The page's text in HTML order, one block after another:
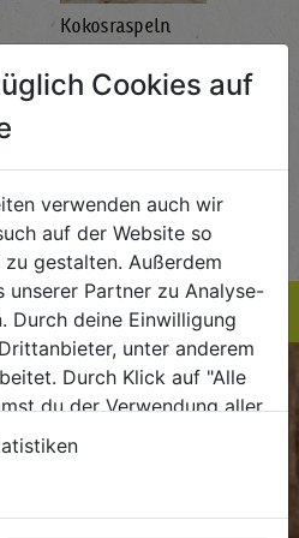
Kokosraspeln
250g
Rapunzel Naturkost
EINKAUFSLISTE
Cookies auf
verwenden auch wir
auf der Website so
gestalten. Außerdem
Partner zu Analyse-
Durch deine Einwilligung
unter anderem
Durch Klick auf "Alle
du der Verwendung aller
anzeigen" findest du alle
Cookies, du kannst
Cookies du erlauben